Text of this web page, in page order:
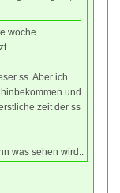
woche.
ss. Aber ich
und
zeit der ss
was sehen wird..